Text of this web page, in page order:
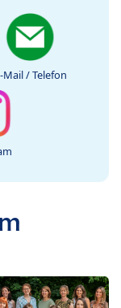
Mail / Telefon